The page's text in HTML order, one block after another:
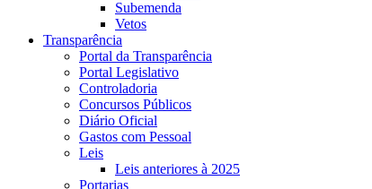
Subemenda
Vetos
Transparência
Portal da Transparência
Portal Legislativo
Controladoria
Concursos Públicos
Diário Oficial
Gastos com Pessoal
Leis
Leis anteriores à 2025
Portarias